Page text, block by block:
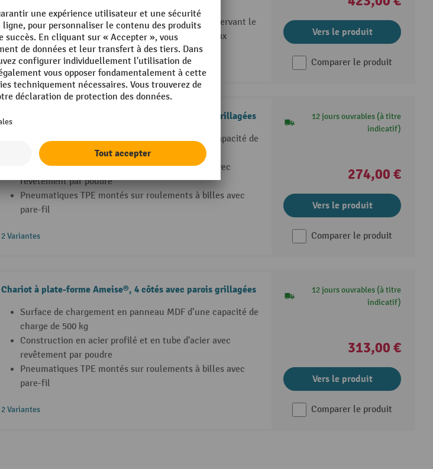
Capacité de charge 500 kg
Pneumatiques TPE ne laissant pas de traces, préservant le
sol, résistants aux produits chimiques et silencieux
2 Variantes
Vers le produit
Comparer le produit
Chariot à plate-forme Ameise®, 3 côtés avec parois grillagées
Surface de chargement en panneau MDF d’une capacité de
charge de 500 kg
Construction en acier profilé et en tube d'acier avec
revêtement par poudre
Pneumatiques TPE montés sur roulements à billes avec
pare-fil
2 Variantes
12 jours ouvrables (à titre
indicatif)
274,00 €
Vers le produit
Comparer le produit
Chariot à plate-forme Ameise®, 4 côtés avec parois grillagées
Surface de chargement en panneau MDF d’une capacité de
charge de 500 kg
Construction en acier profilé et en tube d'acier avec
revêtement par poudre
Pneumatiques TPE montés sur roulements à billes avec
pare-fil
2 Variantes
12 jours ouvrables (à titre
indicatif)
313,00 €
Vers le produit
Comparer le produit